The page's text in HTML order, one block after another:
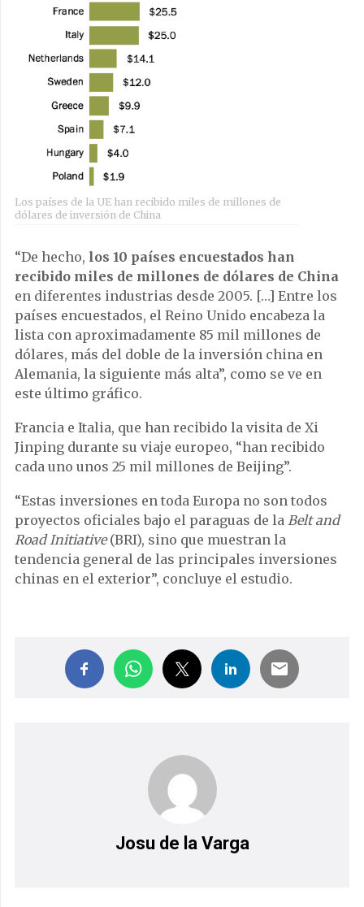
Los países de la UE han recibido miles de millones de
dólares de inversión de China
“De hecho, los 10 países encuestados han
recibido miles de millones de dólares de China
en diferentes industrias desde 2005. […] Entre los
países encuestados, el Reino Unido encabeza la
lista con aproximadamente 85 mil millones de
dólares, más del doble de la inversión china en
Alemania, la siguiente más alta”, como se ve en
este último gráfico.
Francia e Italia, que han recibido la visita de Xi
Jinping durante su viaje europeo, “han recibido
cada uno unos 25 mil millones de Beijing”.
“Estas inversiones en toda Europa no son todos
proyectos oficiales bajo el paraguas de la Belt and
Road Initiative(BRI), sino que muestran la
tendencia general de las principales inversiones
chinas en el exterior”, concluye el estudio.
Josu de la Varga